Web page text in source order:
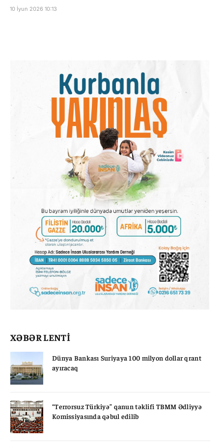
10 İyun 2026 10:13
XƏBƏR LENTİ
Dünya Bankası Suriyaya 100 milyon dollar qrant
ayıracaq
“Terrorsuz Türkiyə” qanun təklifi TBMM Ədliyyə
Komissiyasında qəbul edilib